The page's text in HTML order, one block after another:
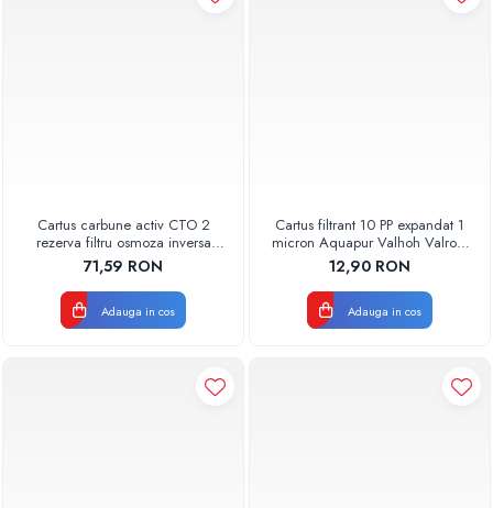
Cartus carbune activ CTO 2
rezerva filtru osmoza inversa
600GPD 87220370602 RO-600
Aquapur Valhoh Valrom
71,59 RON
Adauga in cos
Cartus filtrant 10 PP expandat 1
micron Aquapur Valhoh Valrom
AQUA07100110001
12,90 RON
Adauga in cos